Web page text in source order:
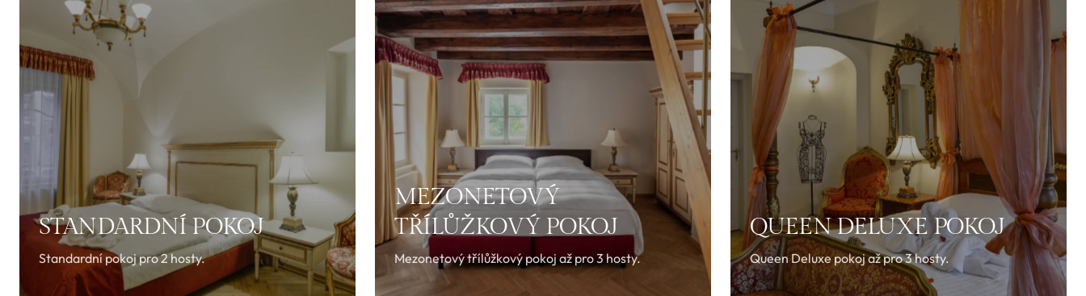
STANDARDNÍ POKOJ
Standardní pokoj pro 2 hosty.
MEZONETOVÝ
TŘÍLŮŽKOVÝ POKOJ
Mezonetový třílůžkový pokoj až pro 3 hosty.
QUEEN DELUXE POKOJ
Queen Deluxe pokoj až pro 3 hosty.